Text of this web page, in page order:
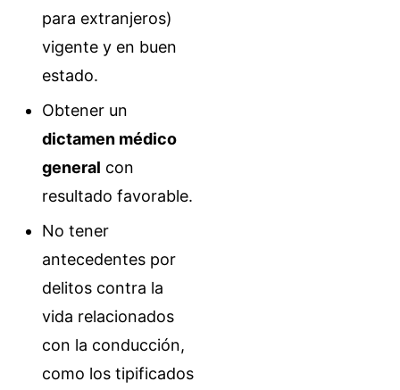
para extranjeros)
vigente y en buen
estado.
Obtener un
dictamen médico
general con
resultado favorable.
No tener
antecedentes por
delitos contra la
vida relacionados
con la conducción,
como los tipificados